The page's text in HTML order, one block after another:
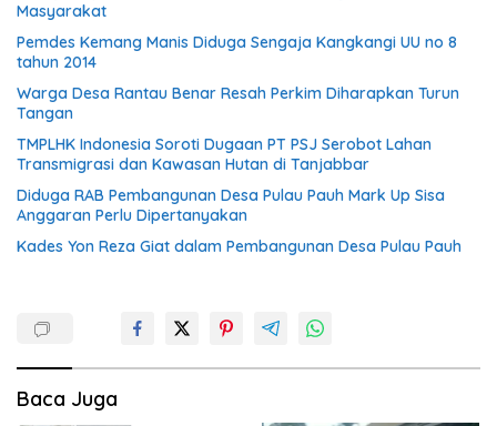
Masyarakat
Pemdes Kemang Manis Diduga Sengaja Kangkangi UU no 8
tahun 2014
Warga Desa Rantau Benar Resah Perkim Diharapkan Turun
Tangan
TMPLHK Indonesia Soroti Dugaan PT PSJ Serobot Lahan
Transmigrasi dan Kawasan Hutan di Tanjabbar
Diduga RAB Pembangunan Desa Pulau Pauh Mark Up Sisa
Anggaran Perlu Dipertanyakan
Kades Yon Reza Giat dalam Pembangunan Desa Pulau Pauh
Baca Juga